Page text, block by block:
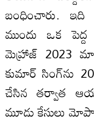
బంధించారు.
ముందు ఒక పెద్ద
మెహ్రాజ్ 2023
కుమార్ సింగ్‌ను
చేసిన తర్వాత
మూడు కేసులు